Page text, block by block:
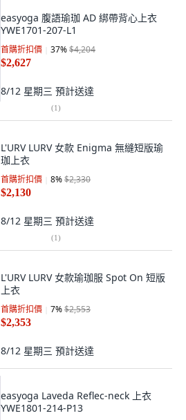
easyoga 腹語瑜珈 AD 綁帶背心上衣
YWE1701-207-L1
首購折扣價 37%$4,204
$2,627
8/12 星期三 預計送達
(1)
L'URV LURV 女款 Enigma 無縫短版瑜
珈上衣
首購折扣價 8%$2,330
$2,130
8/12 星期三 預計送達
(1)
L'URV LURV 女款瑜珈服 Spot On 短版
上衣
首購折扣價 7%$2,553
$2,353
8/12 星期三 預計送達
easyoga Laveda Reflec-neck 上衣
YWE1801-214-P13